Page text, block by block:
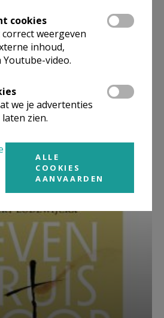
Zorgpastores
cookies
weergeven
inhoud,
video.
we je advertenties
zien.
ALLE
COOKIES
AANVAARDEN